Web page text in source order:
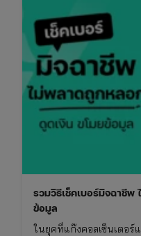
เช็ก
วัน
มงคล
ไทย-
จีน
และ
เทศกาล
สารท
จีน
รวมวิธีเช็คเบอร์มิจฉาชี
ข้อมูล
ในยุคที่แก๊งคอลเซ็นเตอร์